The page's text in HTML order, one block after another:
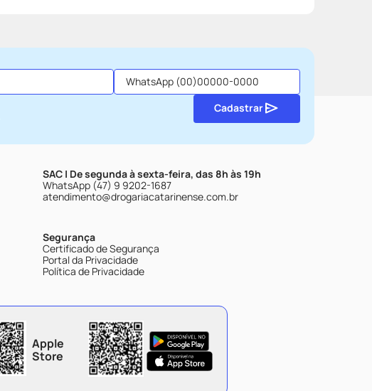
Cadastrar
SAC | De segunda à sexta-feira, das 8h às 19h
WhatsApp (47) 9 9202-1687
atendimento@drogariacatarinense.com.br
Segurança
Certificado de Segurança
Portal da Privacidade
Política de Privacidade
Apple
Store